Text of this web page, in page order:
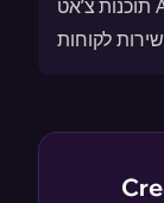
תוכנות צ’אט AI יכולות להיות שימושיות בהרבה